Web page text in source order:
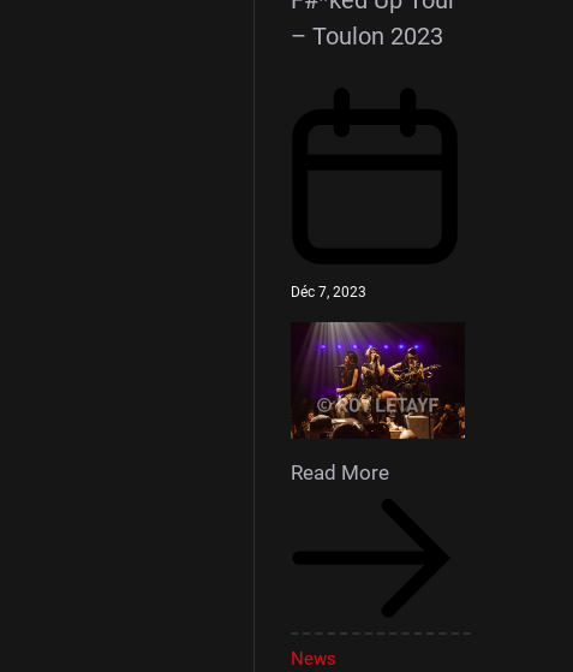
– Toulon 2023
Déc 7, 2023
Read More
News